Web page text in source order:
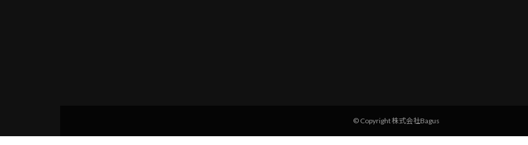
© Copyright 株式会社Bagus